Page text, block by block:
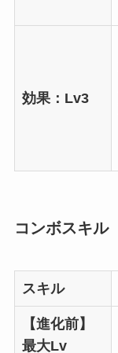
効果：Lv3
コンボスキル
スキル
【進化前】
最大Lv